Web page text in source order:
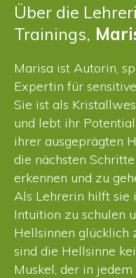
Über die
Trainings,
Marisa ist Autorin,
Expertin für
Sie ist als
und lebt ihr
ihrer ausgeprägten
die nächsten
erkennen und zu
Als Lehrerin hilft sie
Intuition zu schulen
Hellsinnen glücklich
sind die Hellsinne
Muskel, der in